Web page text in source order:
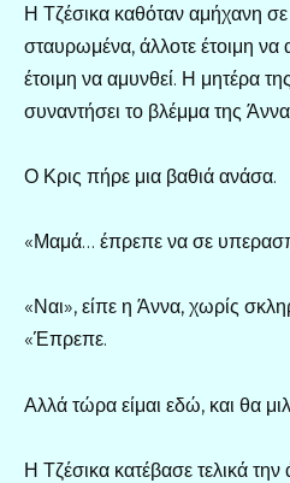
Η Τζέσικα καθόταν αμήχανη σε
σταυρωμένα, άλλοτε έτοιμη να
έτοιμη να αμυνθεί. Η μητέρα
συναντήσει το βλέμμα της
Ο Κρις πήρε μια βαθιά ανάσα.
«Μαμά… έπρεπε να σε
«Ναι», είπε η Άννα, χωρίς
«Έπρεπε.
Αλλά τώρα είμαι εδώ, και θα
Η Τζέσικα κατέβασε τελικά την